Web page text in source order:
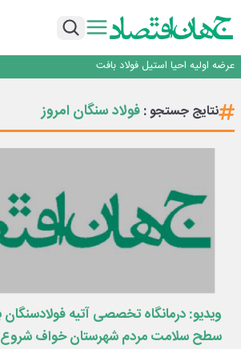
بانک ملت در رتبه نخست پرداخت تسهیلات ازدواج و
نمایشگاهی برگزار می‌شود
عرضه اولیه احیا استیل فولاد بافت
ورق گرم مبارکه به پروژه های انتقال آب رسید
بانک ملت در رتبه نخست پرداخت تسهیلات ازدواج و
نتایج جستجو :فولاد سنگان امروز
ویدیو: درمانگاه تخصصی آتیه
سطح سلامت مردم شهرستان خواف شروع